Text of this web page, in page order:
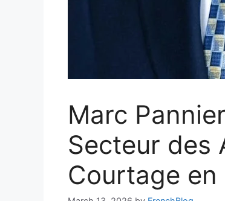
Marc
Secteur des
Courtage en